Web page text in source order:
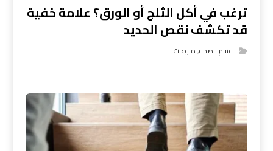
ترغب في أكل الثلج أو الورق؟ علامة خفية
قد تكشف نقص الحديد
قسم الصحه,منوعات